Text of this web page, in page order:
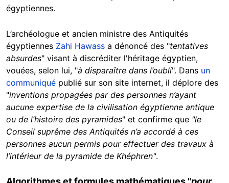
égyptiennes.
L’archéologue et ancien ministre des Antiquités
égyptiennes Zahi Hawass a dénoncé des "tentatives
absurdes" visant à discréditer l'héritage égyptien,
vouées, selon lui, "à disparaître dans l’oubli". Dans un
communiqué publié sur son site internet, il déplore des
"inventions propagées par des personnes n’ayant
aucune expertise de la civilisation égyptienne antique
ou de l’histoire des pyramides" et confirme que "le
Conseil suprême des Antiquités n’a accordé à ces
personnes aucun permis pour effectuer des travaux à
l’intérieur de la pyramide de Khéphren".